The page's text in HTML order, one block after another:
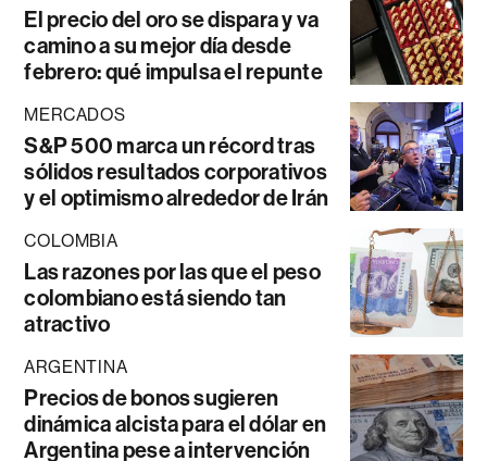
El precio del oro se dispara y va
camino a su mejor día desde
febrero: qué impulsa el repunte
MERCADOS
S&P 500 marca un récord tras
sólidos resultados corporativos
y el optimismo alrededor de Irán
COLOMBIA
Las razones por las que el peso
colombiano está siendo tan
atractivo
ARGENTINA
Precios de bonos sugieren
dinámica alcista para el dólar en
Argentina pese a intervención